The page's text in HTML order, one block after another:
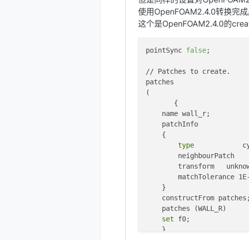
使用OpenFOAM2.4.0转换完
这个是OpenFOAM2.4.0的
pointSync false;
// Patches to create.
patches
(
       {
    name wall_r;
    patchInfo
    {
type
neighbourPatch
transform
matchTolerance
    }
    constructFrom patches;
    patches (WALL_R)
set f0;
    }